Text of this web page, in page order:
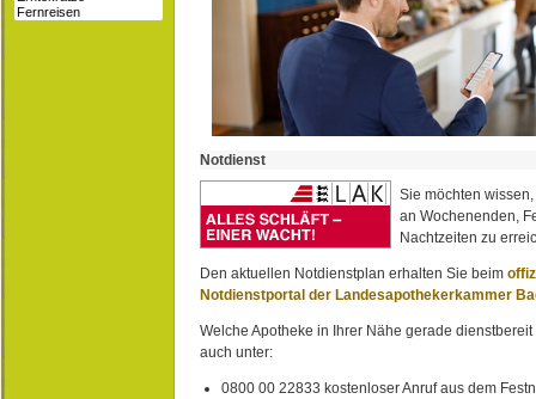
Notdienst
Sie möchten
an Wochenenden,
Nachtzeiten zu
Den aktuellen Notdienstplan erhalten Sie beim
Notdienstportal der Landesapothekerkammer
Welche Apotheke in Ihrer Nähe gerade
auch unter:
0800 00 22833 kostenloser Anruf aus dem